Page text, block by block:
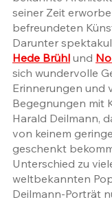
seiner Zeit
befreundeten
Darunter
Hede Brühl und
sich wundervolle
Erinnerungen und
Begegnungen mit
Harald Deilmann,
von keinem
geschenkt
Unterschied zu
weltbekannten
Deilmann-Porträt